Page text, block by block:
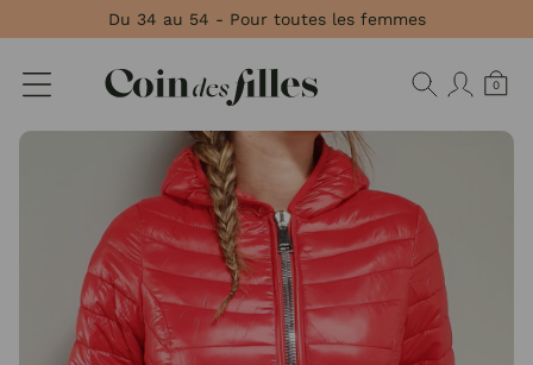
Du 34 au 54 - Pour toutes les femmes
0
Panneau de gestion des cookies